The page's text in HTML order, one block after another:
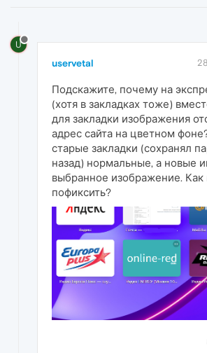
U
uservetal
Подскажите, почему на
(хотя в закладках тоже)
для закладки изображения
адрес сайта на цветном
старые закладки (сохранял
назад) нормальные, а новые
выбранное изображение.
пофиксить?